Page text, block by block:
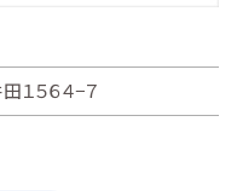
１５６４−７